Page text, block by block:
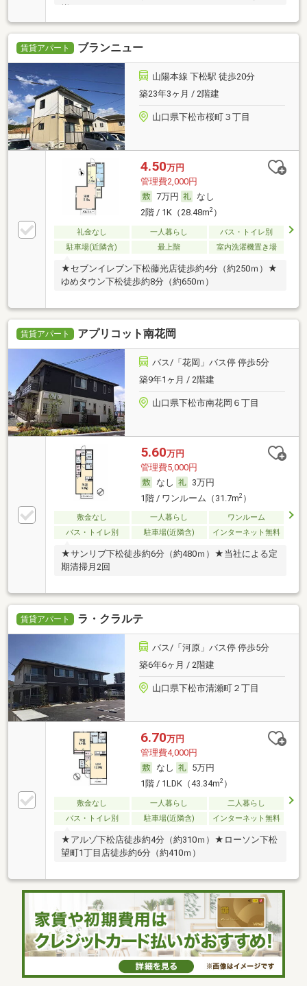
賃貸アパート ブランニュー
山陽本線 下松駅 徒歩20分
築23年3ヶ月 / 2階建
山口県下松市桜町３丁目
4.50万円
管理費2,000円
7万円
なし
2階 / 1K（28.48m2）
礼金なし 一人暮らし
バス・トイレ別
駐車場(近隣含)
最上階 室内洗濯機置き場
★セブンイレブン下松藤光店徒歩約4分（約250ｍ）★
ゆめタウン下松徒歩約8分（約650ｍ）
賃貸アパート アプリコット南花岡
バス/「花岡」バス停 停歩5分
築9年1ヶ月 / 2階建
山口県下松市南花岡６丁目
5.60万円
管理費5,000円
なし
3万円
1階 / ワンルーム（31.7m2）
敷金なし 一人暮らし
ワンルーム
バス・トイレ別
駐車場(近隣含) インターネット無料
★サンリブ下松徒歩約6分（約480ｍ）★当社による定
期清掃月2回
賃貸アパート ラ・クラルテ
バス/「河原」バス停 停歩5分
築6年6ヶ月 / 2階建
山口県下松市清瀬町２丁目
6.70万円
管理費4,000円
なし
5万円
1階 / 1LDK（43.34m2）
敷金なし 一人暮らし
二人暮らし
バス・トイレ別
駐車場(近隣含) インターネット無料
★アルゾ下松店徒歩約4分（約310ｍ）★ローソン下松
望町1丁目店徒歩約6分（約410ｍ）